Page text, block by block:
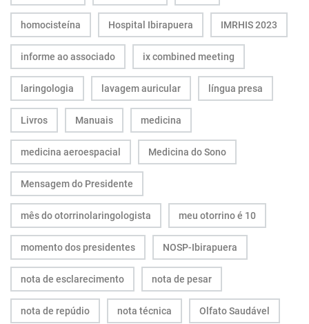
homocisteína Hospital Ibirapuera IMRHIS 2023
informe ao associado ix combined meeting
laringologia lavagem auricular língua presa
Livros Manuais medicina
medicina aeroespacial Medicina do Sono
Mensagem do Presidente
mês do otorrinolaringologista meu otorrino é 10
momento dos presidentes NOSP-Ibirapuera
nota de esclarecimento nota de pesar
nota de repúdio nota técnica Olfato Saudável